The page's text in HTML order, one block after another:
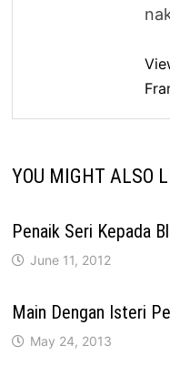
YOU MIGHT ALSO
Penaik Seri Kepada
June 11, 2012
Main Dengan Isteri
May 24, 2013